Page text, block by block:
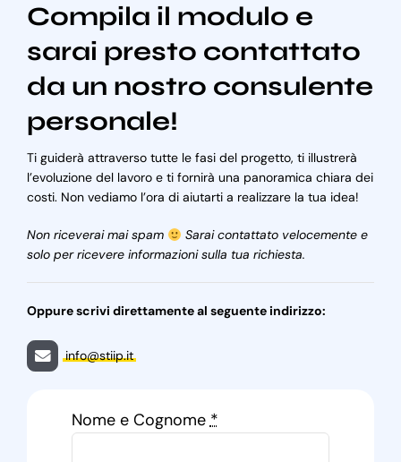
Compila il modulo e
sarai presto contattato
da un nostro consulente
personale!
Ti guiderà attraverso tutte le fasi del progetto, ti illustrerà
l’evoluzione del lavoro e ti fornirà una panoramica chiara dei
costi. Non vediamo l’ora di aiutarti a realizzare la tua idea!
Non riceverai mai spam
Sarai contattato velocemente e
solo per ricevere informazioni sulla tua richiesta.
Oppure scrivi direttamente al seguente indirizzo:
info@stiip.it
Nome e Cognome*